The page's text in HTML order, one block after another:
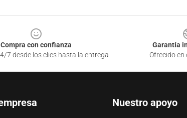
Compra con confianza
7 desde los clics hasta la entrega
Garantía
Ofrecido en
Nuestro apoyo